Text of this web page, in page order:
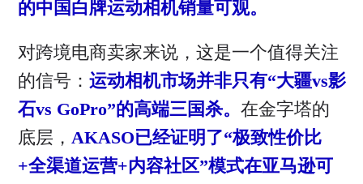
的中国白牌运动相机销量可观。
对跨境电商卖家来说，这是一个值得关注
的信号： 运动相机市场并非只有“大疆vs影
石vs GoPro”的高端三国杀。 在金字塔的
底层， AKASO已经证明了“极致性价比
+全渠道运营+内容社区”模式在亚马逊可